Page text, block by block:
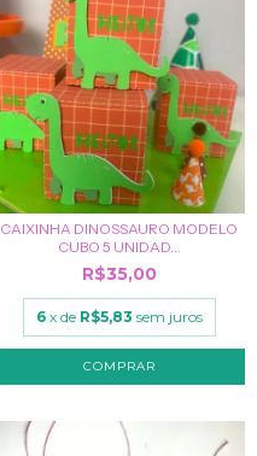
CAIXINHA DINOSSAURO MODELO
CUBO 5 UNIDAD...
R$35,00
6 x de R$5,83 sem juros